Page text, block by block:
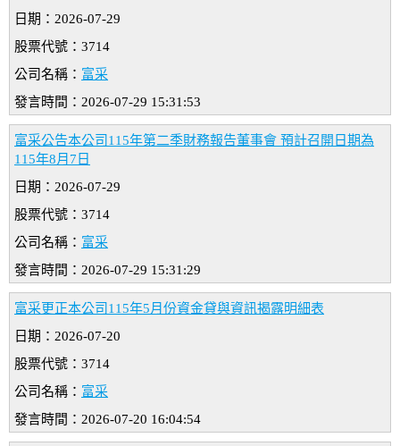
日期：2026-07-29
股票代號：3714
公司名稱： 富采
發言時間：2026-07-29 15:31:53
富采公告本公司115年第二季財務報告董事會 預計召開日期為
115年8月7日
日期：2026-07-29
股票代號：3714
公司名稱： 富采
發言時間：2026-07-29 15:31:29
富采更正本公司115年5月份資金貸與資訊揭露明細表
日期：2026-07-20
股票代號：3714
公司名稱： 富采
發言時間：2026-07-20 16:04:54